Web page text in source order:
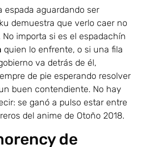
espada aguardando ser
demuestra que verlo caer no
importa si es el espadachín
quien lo enfrente, o si una fila
va detrás de él,
de pie esperando resolver
buen contendiente. No hay
se ganó a pulso estar entre
del anime de Otoño 2018.
de